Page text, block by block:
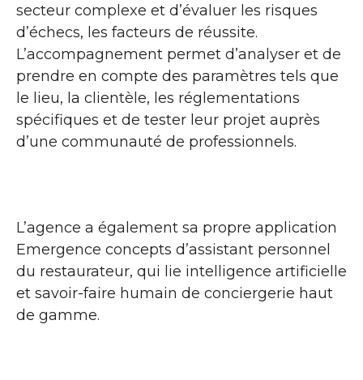
secteur complexe et d’évaluer les risques
d’échecs, les facteurs de réussite.
L’accompagnement permet d’analyser et de
prendre en compte des paramètres tels que
le lieu, la clientèle, les réglementations
spécifiques et de tester leur projet auprès
d’une communauté de professionnels.
L’agence a également sa propre application
Emergence concepts d’assistant personnel
du restaurateur, qui lie intelligence artificielle
et savoir-faire humain de conciergerie haut
de gamme.